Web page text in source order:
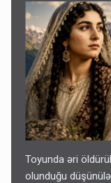
Toyunda əri
olunduğu